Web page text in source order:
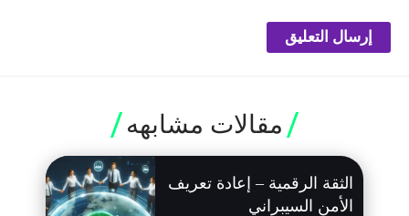
مقالات مشابهه
الثقة الرقمية – إعادة تعريف
الأمن السيبراني